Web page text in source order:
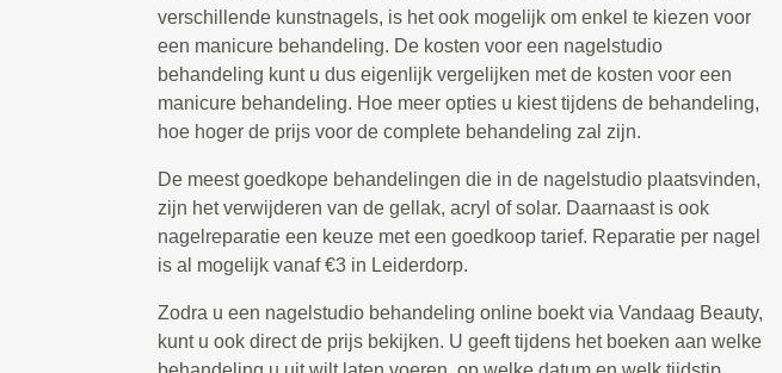
verschillende kunstnagels, is het ook mogelijk om enkel te kiezen voor
een manicure behandeling. De kosten voor een nagelstudio
behandeling kunt u dus eigenlijk vergelijken met de kosten voor een
manicure behandeling. Hoe meer opties u kiest tijdens de behandeling,
hoe hoger de prijs voor de complete behandeling zal zijn.
De meest goedkope behandelingen die in de nagelstudio plaatsvinden,
zijn het verwijderen van de gellak, acryl of solar. Daarnaast is ook
nagelreparatie een keuze met een goedkoop tarief. Reparatie per nagel
is al mogelijk vanaf €3 in Leiderdorp.
Zodra u een nagelstudio behandeling online boekt via Vandaag Beauty,
kunt u ook direct de prijs bekijken. U geeft tijdens het boeken aan welke